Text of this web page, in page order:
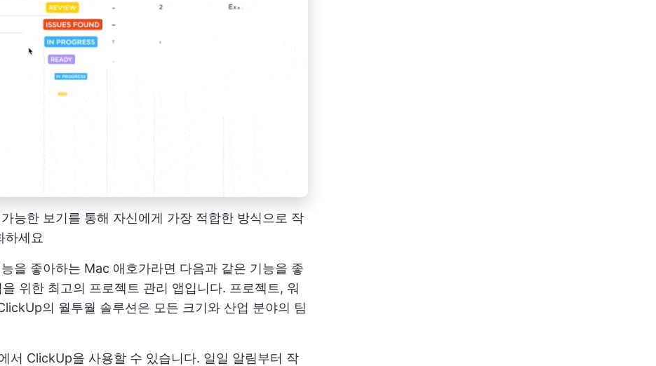
능한 보기를 통해 자신에게 가장 적합한 방식으로 작
하세요
을 좋아하는 Mac 애호가라면 다음과 같은 기능을 좋
위한 최고의 프로젝트 관리 앱입니다. 프로젝트, 워
의 월투월 솔루션은 모든 크기와 산업 분야의 팀
서 ClickUp을 사용할 수 있습니다. 일일 알림부터 작